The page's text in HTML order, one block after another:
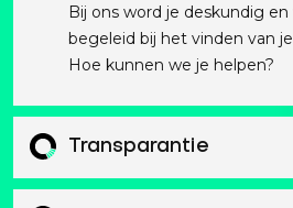
Bij ons word je deskundig
begeleid bij het vinden van
Hoe kunnen we je helpen?
Transparantie